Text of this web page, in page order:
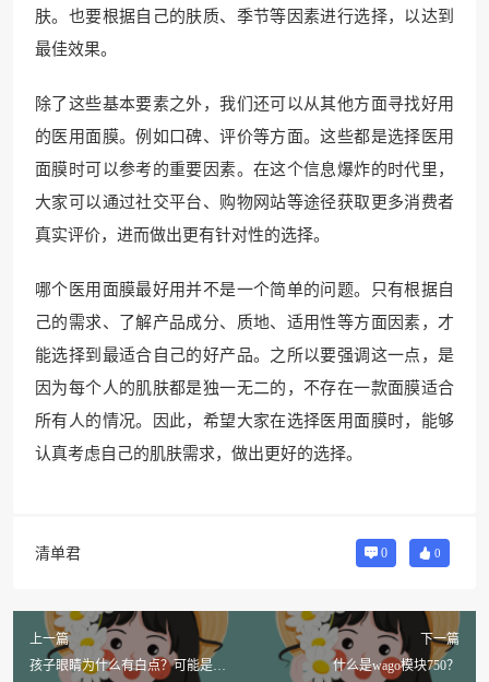
肤。也要根据自己的肤质、季节等因素进行选择，以达到
最佳效果。
除了这些基本要素之外，我们还可以从其他方面寻找好用
的医用面膜。例如口碑、评价等方面。这些都是选择医用
面膜时可以参考的重要因素。在这个信息爆炸的时代里，
大家可以通过社交平台、购物网站等途径获取更多消费者
真实评价，进而做出更有针对性的选择。
哪个医用面膜最好用并不是一个简单的问题。只有根据自
己的需求、了解产品成分、质地、适用性等方面因素，才
能选择到最适合自己的好产品。之所以要强调这一点，是
因为每个人的肌肤都是独一无二的，不存在一款面膜适合
所有人的情况。因此，希望大家在选择医用面膜时，能够
认真考虑自己的肌肤需求，做出更好的选择。
清单君 0 0
上一篇
孩子眼睛为什么有白点？可能是视
下一篇
什么是wago模块750？